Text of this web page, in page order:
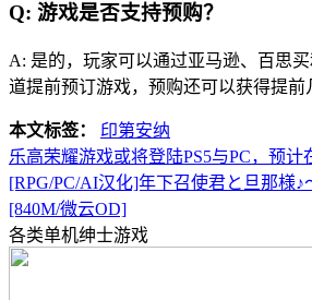
Q: 游戏是否支持预购？
A: 是的，玩家可以通过亚马逊、百思买
道提前预订游戏，预购还可以获得提前
本文标签：
印第安纳
乐高荣耀游戏或将登陆PS5与PC，预计
[RPG/PC/AI汉化]年下召使君と旦那様
[840M/微云OD]
各类单机绅士游戏